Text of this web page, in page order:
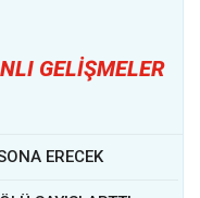
GELİŞMELER
ERECEK